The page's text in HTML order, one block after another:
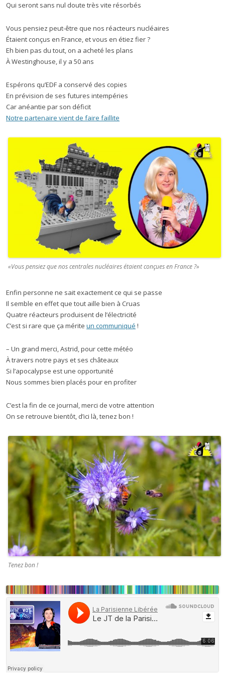
Qui seront sans nul doute très vite résorbés
Vous pensiez peut-être que nos réacteurs nucléaires
Étaient conçus en France, et vous en étiez fier ?
Eh bien pas du tout, on a acheté les plans
À Westinghouse, il y a 50 ans
Espérons qu’EDF a conservé des copies
En prévision de ses futures intempéries
Car anéantie par son déficit
Notre partenaire vient de faire faillite
«Vous pensiez que nos centrales nucléaires étaient conçues en France ?»
Enfin personne ne sait exactement ce qui se passe
Il semble en effet que tout aille bien à Cruas
Quatre réacteurs produisent de l’électricité
C’est si rare que ça mérite un communiqué !
– Un grand merci, Astrid, pour cette météo
À travers notre pays et ses châteaux
Si l’apocalypse est une opportunité
Nous sommes bien placés pour en profiter
C’est la fin de ce journal, merci de votre attention
On se retrouve bientôt, d’ici là, tenez bon !
Tenez bon !